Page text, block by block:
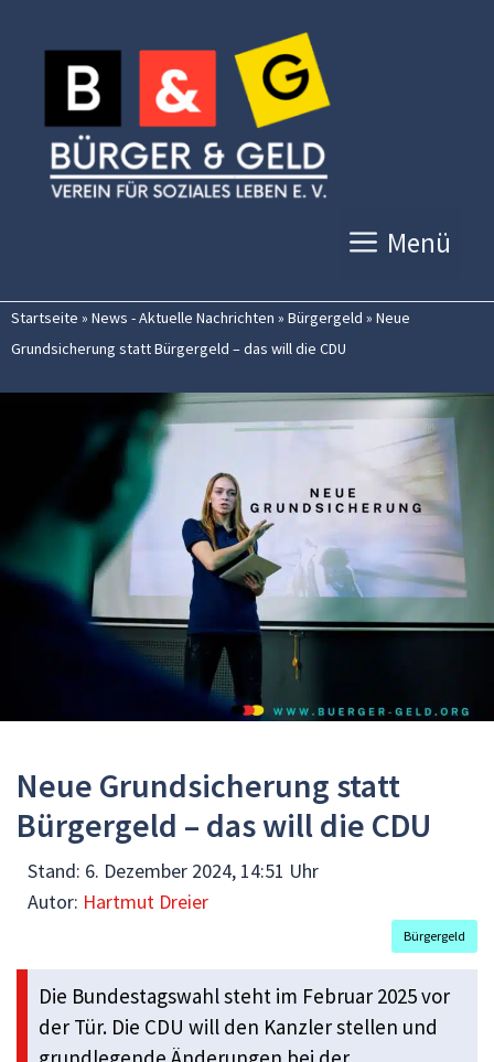
Inhalt
springen
Menü
Startseite » News - Aktuelle Nachrichten » Bürgergeld » Neue
Grundsicherung statt Bürgergeld – das will die CDU
Neue Grundsicherung statt
Bürgergeld – das will die CDU
Stand: 6. Dezember 2024, 14:51 Uhr
Autor: Hartmut Dreier
Bürgergeld
Die Bundestagswahl steht im Februar 2025 vor
der Tür. Die CDU will den Kanzler stellen und